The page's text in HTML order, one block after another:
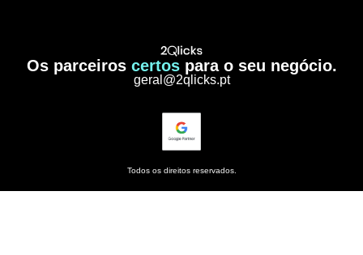
Os parceiros certospara o seu negócio.
geral@2qlicks.pt
Todos os direitos reservados.